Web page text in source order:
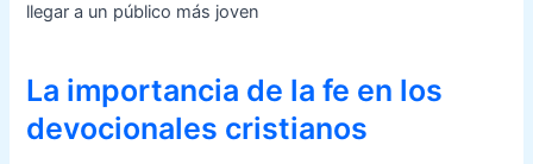
llegar a un público más joven
La importancia de la fe en los
devocionales cristianos